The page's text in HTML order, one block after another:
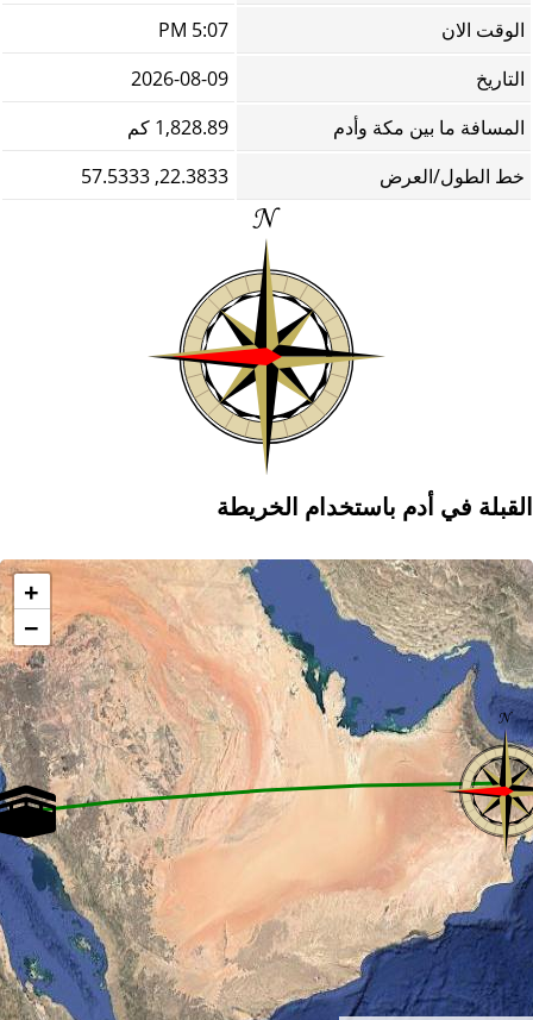
الوقت الان
5:07 PM
التاريخ
2026-08-09
المسافة ما بين مكة وأدم
1,828.89 كم
خط الطول/العرض
22.3833, 57.5333
القبلة في أدم باستخدام الخريطة
+
−